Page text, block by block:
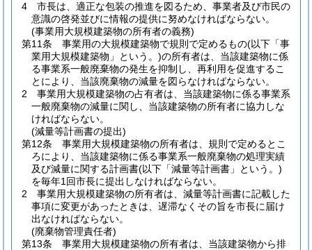
4
市長は、適正な包装の推進を図るため、事業者及び市民の
意識の啓発並びに情報の提供に努めなければならない。
(事業用大規模建築物の所有者の義務)
第11条
事業用の大規模建築物で規則で定めるもの(以下「事
業用大規模建築物」という。)の所有者は、当該建築物に係
る事業系一般廃棄物の発生を抑制し、再利用を促進するこ
とにより、当該廃棄物の減量を図らなければならない。
2
事業用大規模建築物の占有者は、当該建築物に係る事業系
一般廃棄物の減量に関し、当該建築物の所有者に協力しな
ければならない。
(減量等計画書の提出)
第12条
事業用大規模建築物の所有者は、規則で定めるとこ
ろにより、当該建築物に係る事業系一般廃棄物の処理実績
及び減量に関する計画書(以下「減量等計画書」という。)
を毎年1回市長に提出しなければならない。
2
事業用大規模建築物の所有者は、減量等計画書に記載した
事項に変更があったときは、遅滞なくその旨を市長に届け
出なければならない。
(廃棄物管理責任者)
第13条
事業用大規模建築物の所有者は、当該建築物から排